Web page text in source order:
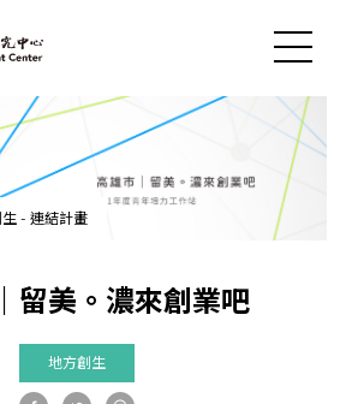
最新消息
社會實踐
- 連結計畫
留美。濃來創業吧
地方創生